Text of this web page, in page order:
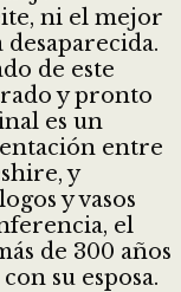
ni el mejor
de este
y pronto
es un
entre
y
y vasos
el
de 300 años
su esposa.